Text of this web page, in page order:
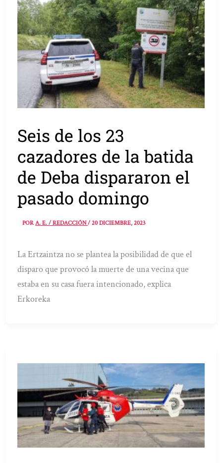
Seis de los 23
cazadores de la batida
de Deba dispararon el
pasado domingo
PORA. E. / REDACCIÓN/20 DICIEMBRE, 2023
La Ertzaintza no se plantea la posibilidad de que el
disparo que provocó la muerte de una vecina que
estaba en su casa fuera intencionado, explica
Erkoreka